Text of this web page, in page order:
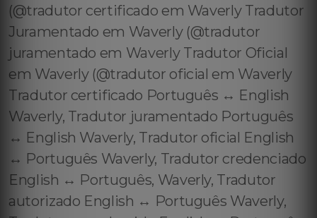
(@tradutor certificado em Waverly Tradutor
Juramentado em Waverly (@tradutor
juramentado em Waverly Tradutor Oficial
em Waverly (@tradutor oficial em Waverly
Tradutor certificado Português ↔️ English
Waverly, Tradutor juramentado Português
↔️ English Waverly, Tradutor oficial English
↔️ Português Waverly, Tradutor credenciado
English ↔️ Português, Waverly, Tradutor
autorizado English ↔️ Português Waverly,